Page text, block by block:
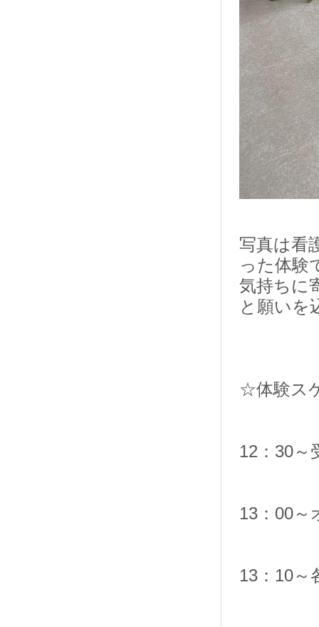
写真は看
った体験
気持ちに
と願いを
☆体験ス
12：30～
13：00～
13：10～